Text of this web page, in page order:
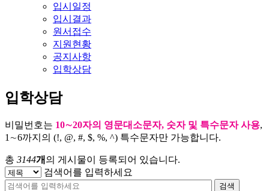
입시일정
입시결과
원서접수
지원현황
공지사항
입학상담
입학상담
비밀번호는 10∼20자의 영문대소문자, 숫자 및 특수문자 사용,
1∼6까지의 (!, @, #, $, %, ^) 특수문자만 가능합니다.
총 3144개 의 게시물이 등록되어 있습니다.
검색어를 입력하세요
검색